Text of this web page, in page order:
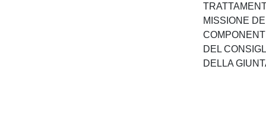
MISSIONE
DEL
DELLA